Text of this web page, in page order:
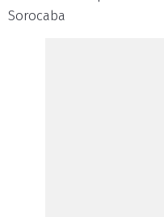
Sorocaba